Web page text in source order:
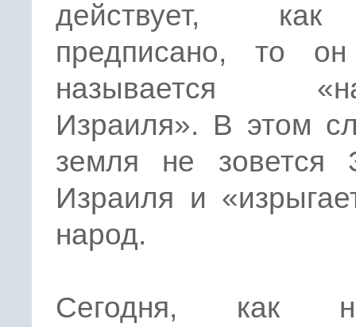
действует,
предписано, то
называется
Израиля». В этом
земля не зовется
Израиля и
народ.
Сегодня, как